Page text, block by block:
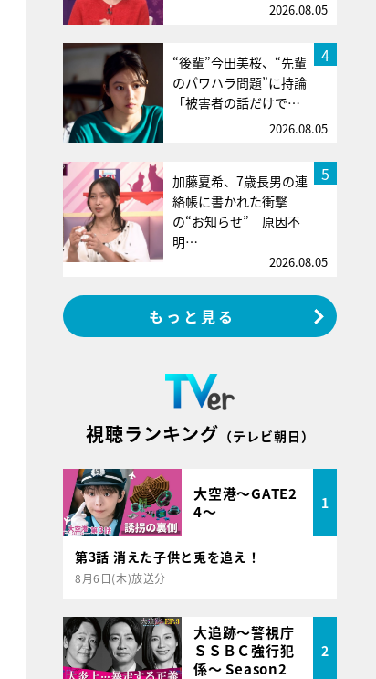
2026.08.05
4
“後輩”今田美桜、“先輩
のパワハラ問題”に持論
「被害者の話だけで…
2026.08.05
5
加藤夏希、7歳長男の連
絡帳に書かれた衝撃
の“お知らせ” 原因不
明…
2026.08.05
もっと見る
視聴ランキング （テレビ朝日）
大空港～GATE2
4～
1
第3話 消えた子供と兎を追え！
8月6日(木)放送分
大追跡～警視庁
ＳＳＢＣ強行犯
係～ Season2
2